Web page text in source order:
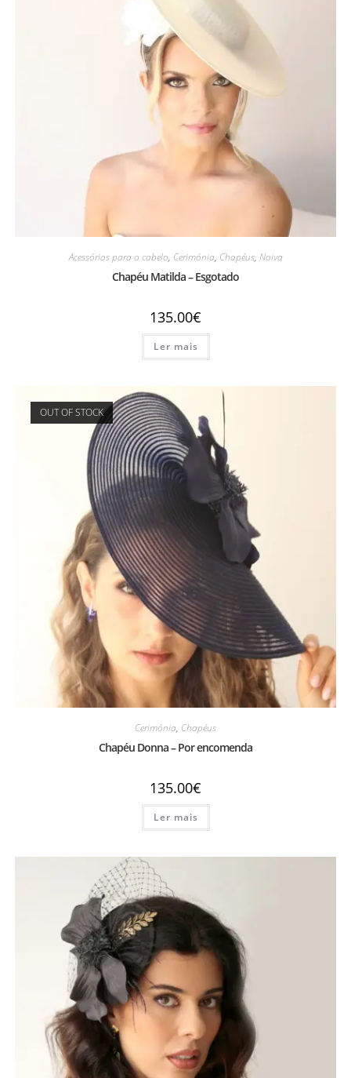
Acessórios para o cabelo, Cerimónia, Chapéus, Noiva
Chapéu Matilda – Esgotado
135.00€
Ler mais
OUT OF STOCK
Cerimónia, Chapéus
Chapéu Donna – Por encomenda
135.00€
Ler mais